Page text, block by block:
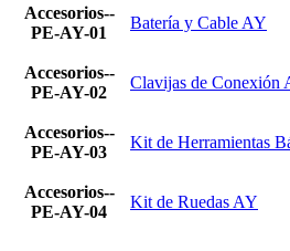
Accesorios--
PE-AY-01
Batería y Cable AY
Accesorios--
PE-AY-02
Clavijas de Conexión
Accesorios--
PE-AY-03
Kit de Herramientas
Accesorios--
PE-AY-04
Kit de Ruedas AY